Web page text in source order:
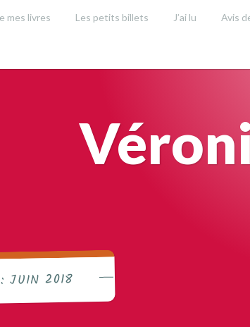
mes livres Les petits billets J’ai lu Avis
:JUIN 2018